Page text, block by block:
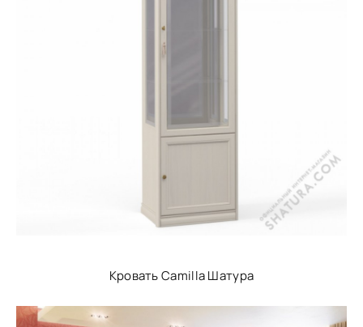
Кровать Camilla Шатура